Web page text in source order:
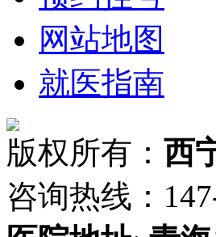
网站地图
就医指南
版权所有： 西
咨询热线：